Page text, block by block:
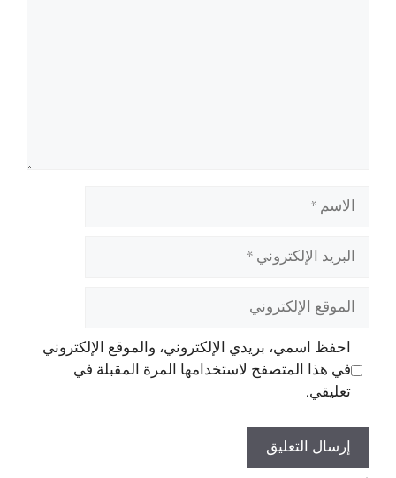
الاسم
البريد
الإلكتروني
الموقع
الإلكتروني
احفظ اسمي، بريدي الإلكتروني، والموقع الإلكتروني
في هذا المتصفح لاستخدامها المرة المقبلة في
تعليقي.